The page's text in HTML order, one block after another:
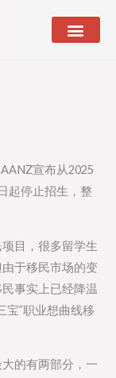
宣布从2025
起停止招生，整
目，很多留学生
于移民市场的变
事实上已经降温
宝”职业想曲线移
的有两部分，一